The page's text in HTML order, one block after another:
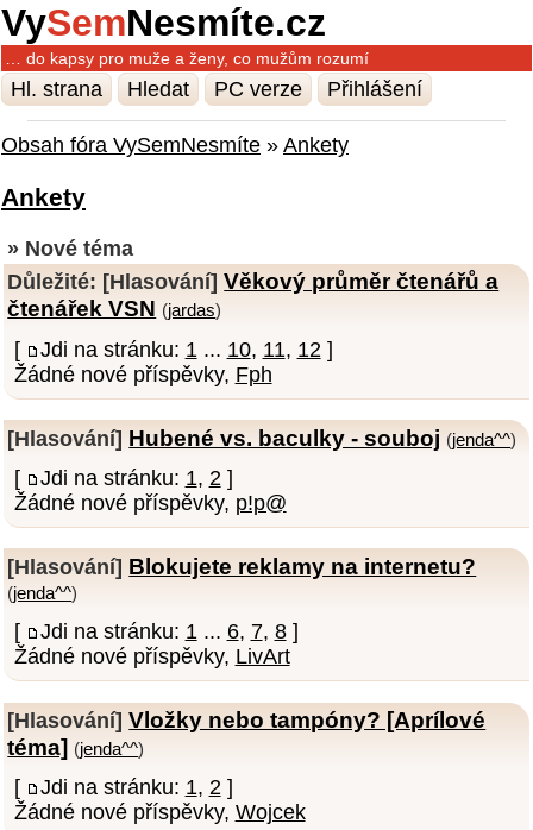
VySemNesmíte.cz
… do kapsy pro muže a ženy, co mužům rozumí
Hl. strana Hledat PC verze Přihlášení
Obsah fóra VySemNesmíte » Ankety
Ankety
» Nové téma
Důležité: [Hlasování] Věkový průměr čtenářů a
čtenářek VSN (jardas)
[ Jdi na stránku: 1 ... 10, 11, 12 ]
Žádné nové příspěvky, Fph
[Hlasování] Hubené vs. baculky - souboj (jenda^^)
[ Jdi na stránku: 1, 2]
Žádné nové příspěvky, p!p@
[Hlasování] Blokujete reklamy na internetu?
(jenda^^)
[ Jdi na stránku: 1... 6, 7, 8]
Žádné nové příspěvky, LivArt
[Hlasování] Vložky nebo tampóny? [Aprílové
téma] (jenda^^)
[ Jdi na stránku: 1, 2]
Žádné nové příspěvky, Wojcek